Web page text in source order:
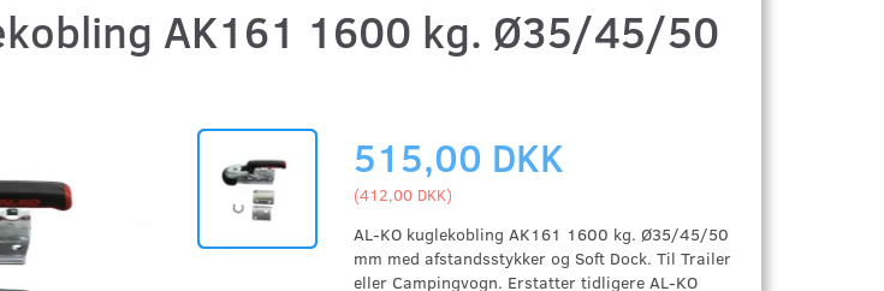
AK161 1600 kg. Ø35/45/50
515,00 DKK
(412,00 DKK)
AL-KO kuglekobling AK161 1600 kg. Ø35/45/50
mm med afstandsstykker og Soft Dock. Til Trailer
eller Campingvogn. Erstatter tidligere AL-KO